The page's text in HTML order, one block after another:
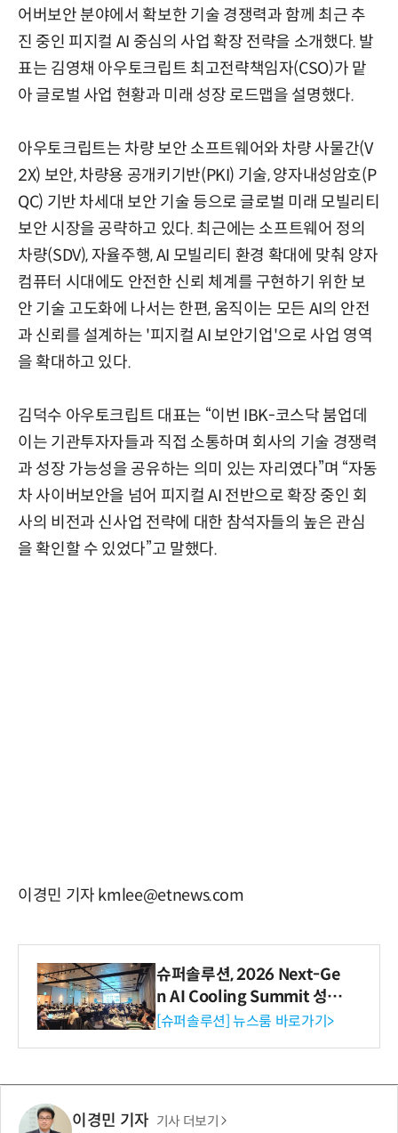
어버보안 분야에서 확보한 기술 경쟁력과 함께 최근 추
진 중인 피지컬 AI 중심의 사업 확장 전략을 소개했다. 발
표는 김영채 아우토크립트 최고전략책임자(CSO)가 맡
아 글로벌 사업 현황과 미래 성장 로드맵을 설명했다.
아우토크립트는 차량 보안 소프트웨어와 차량 사물간(V
2X) 보안, 차량용 공개키기반(PKI) 기술, 양자내성암호(P
QC) 기반 차세대 보안 기술 등으로 글로벌 미래 모빌리티
보안 시장을 공략하고 있다. 최근에는 소프트웨어 정의
차량(SDV), 자율주행, AI 모빌리티 환경 확대에 맞춰 양자
컴퓨터 시대에도 안전한 신뢰 체계를 구현하기 위한 보
안 기술 고도화에 나서는 한편, 움직이는 모든 AI의 안전
과 신뢰를 설계하는 '피지컬 AI 보안기업'으로 사업 영역
을 확대하고 있다.
김덕수 아우토크립트 대표는 “이번 IBK-코스닥 붐업데
이는 기관투자자들과 직접 소통하며 회사의 기술 경쟁력
과 성장 가능성을 공유하는 의미 있는 자리였다”며 “자동
차 사이버보안을 넘어 피지컬 AI 전반으로 확장 중인 회
사의 비전과 신사업 전략에 대한 참석자들의 높은 관심
을 확인할 수 있었다”고 말했다.
이경민 기자 kmlee@etnews.com
슈퍼솔루션, 2026 Next-Ge
n AI Cooling Summit 성황
리 성료
[슈퍼솔루션] 뉴스룸 바로가기>
이경민 기자 기사 더보기